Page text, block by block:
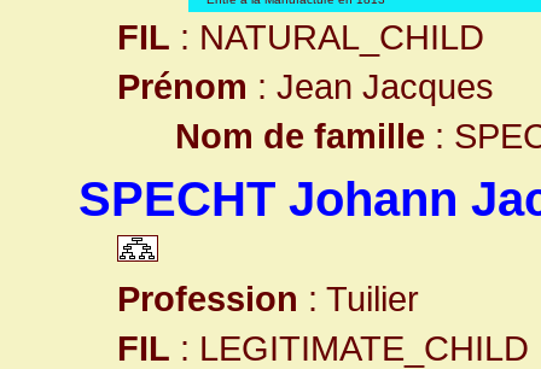
FIL : NATURAL_CHILD
Prénom : Jean Jacques
Nom de famille :
SPECHT Johann
Profession : Tuilier
FIL : LEGITIMATE_CHILD